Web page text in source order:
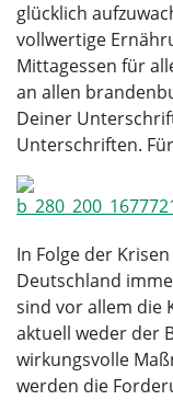
glücklich
vollwertige
Mittagessen für
an allen
Deiner
Unterschriften.
In Folge der
Deutschland
sind vor allem die
aktuell weder der
wirkungsvolle
werden die